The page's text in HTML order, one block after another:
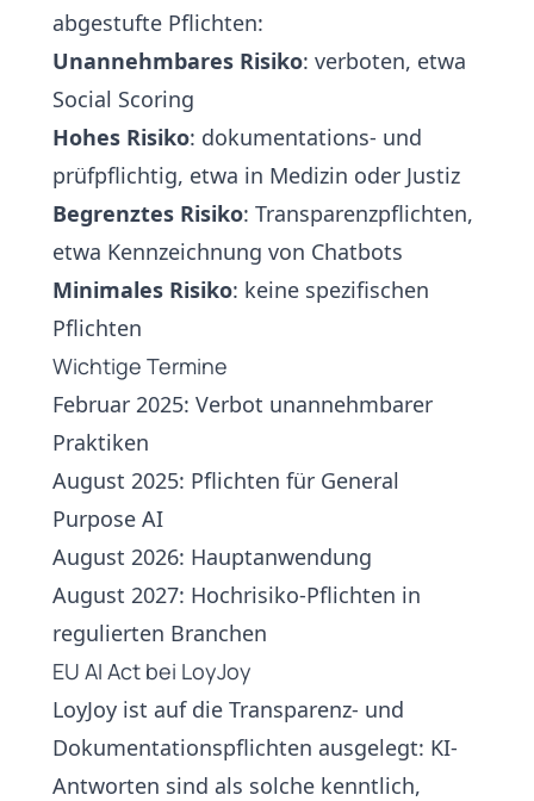
abgestufte Pflichten:
Unannehmbares Risiko: verboten, etwa
Social Scoring
Hohes Risiko: dokumentations- und
prüfpflichtig, etwa in Medizin oder Justiz
Begrenztes Risiko: Transparenzpflichten,
etwa Kennzeichnung von Chatbots
Minimales Risiko: keine spezifischen
Pflichten
Wichtige Termine
Februar 2025: Verbot unannehmbarer
Praktiken
August 2025: Pflichten für General
Purpose AI
August 2026: Hauptanwendung
August 2027: Hochrisiko-Pflichten in
regulierten Branchen
EU AI Act bei LoyJoy
LoyJoy ist auf die Transparenz- und
Dokumentationspflichten ausgelegt: KI-
Antworten sind als solche kenntlich,